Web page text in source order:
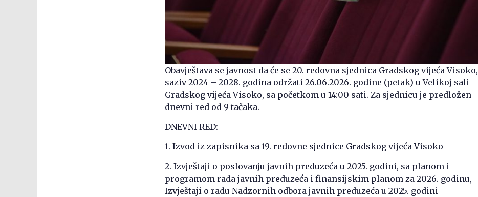
Obavještava se javnost da će se 20. redovna sjednica Gradskog vijeća Visoko,
saziv 2024 – 2028. godina održati 26.06.2026. godine (petak) u Velikoj sali
Gradskog vijeća Visoko, sa početkom u 14:00 sati. Za sjednicu je predložen
dnevni red od 9 tačaka.
DNEVNI RED:
1. Izvod iz zapisnika sa 19. redovne sjednice Gradskog vijeća Visoko
2. Izvještaji o poslovanju javnih preduzeća u 2025. godini, sa planom i
programom rada javnih preduzeća i finansijskim planom za 2026. godinu,
Izvještaji o radu Nadzornih odbora javnih preduzeća u 2025. godini